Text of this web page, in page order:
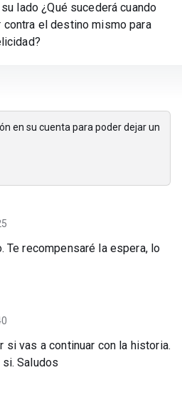
lado ¿Qué sucederá cuando
contra el destino mismo para
en su cuenta para poder dejar un
Te recompensaré la espera, lo
si vas a continuar con la historia.
Saludos